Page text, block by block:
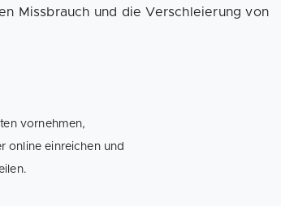
Missbrauch und die Verschleierung von
vornehmen,
online einreichen und